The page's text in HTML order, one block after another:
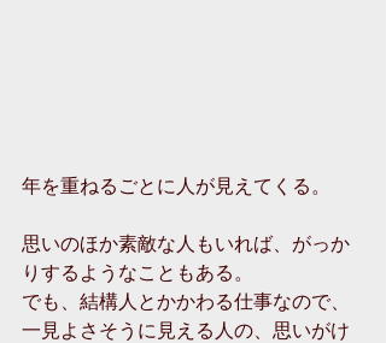
年を重ねるごとに人が見えてくる。
思いのほか素敵な人もいれば、がっか
りするようなこともある。
でも、結構人とかかわる仕事なので、
一見よさそうに見える人の、思いがけ